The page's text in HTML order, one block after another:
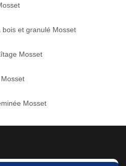
et granulé Mosset
Mosset
Mosset